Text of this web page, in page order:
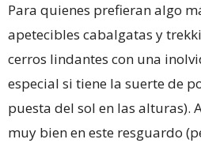
Para quienes prefieran algo
apetecibles cabalgatas y
cerros lindantes con una
especial si tiene la suerte de
puesta del sol en las alturas).
muy bien en este resguardo